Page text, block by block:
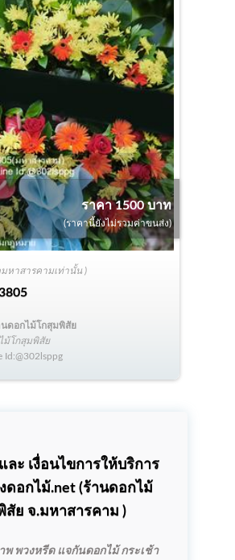
หาสารคามเท่านั้น )
ราคา 1500 บาท
(ราคานี้ยังไม่รวมค่าขนส่ง)
นดอกไม้โกสุมพิสัย
ม้โกสุมพิสัย
Id:@302lsppg
ละ เงื่อนไขการให้บริการ
ดอกไม้.net (ร้านดอกไม้
สัย จ.มหาสารคาม )
พ พวงหรีด แจกันดอกไม้ กระเช้า